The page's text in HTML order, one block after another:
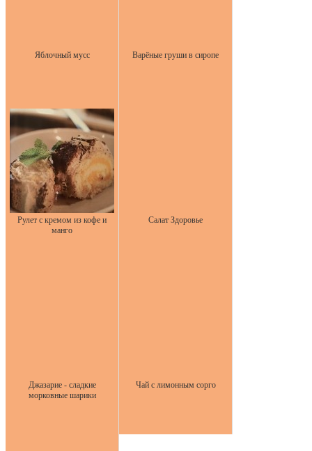
Яблочный мусс Варёные груши в сиропе
Рулет с кремом из кофе и
манго
Салат Здоровье
Джазарие - сладкие
морковные шарики
Чай с лимонным сорго